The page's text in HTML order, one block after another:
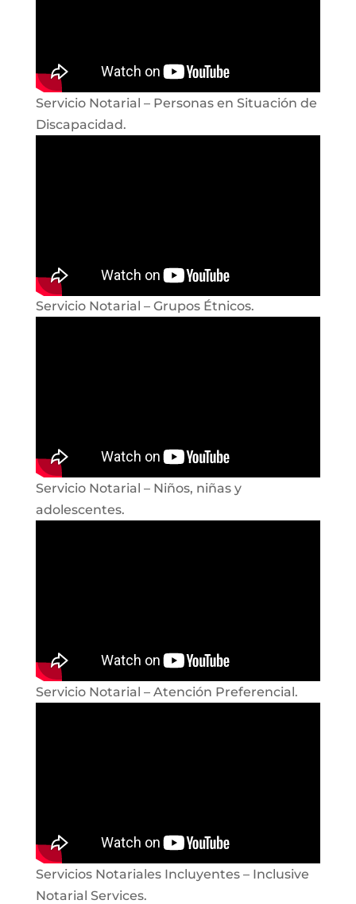
Servicio Notarial – Personas en Situación de
Discapacidad.
Servicio Notarial – Grupos Étnicos.
Servicio Notarial – Niños, niñas y
adolescentes.
Servicio Notarial – Atención Preferencial.
Servicios Notariales Incluyentes – Inclusive
Notarial Services.